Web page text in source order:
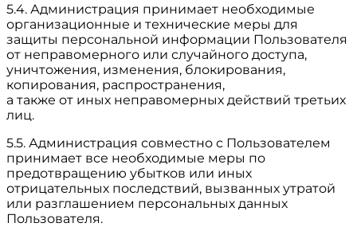
5.4. Администрация принимает необходимые
организационные и технические меры для
защиты персональной информации Пользователя
от неправомерного или случайного доступа,
уничтожения, изменения, блокирования,
копирования, распространения,
а также от иных неправомерных действий третьих
лиц.
5.5. Администрация совместно с Пользователем
принимает все необходимые меры по
предотвращению убытков или иных
отрицательных последствий, вызванных утратой
или разглашением персональных данных
Пользователя.